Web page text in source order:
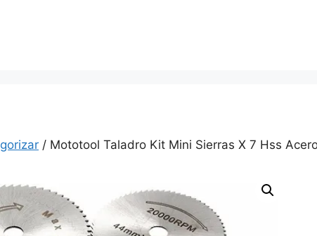
/ Mototool Taladro Kit Mini Sierras X 7 Hss